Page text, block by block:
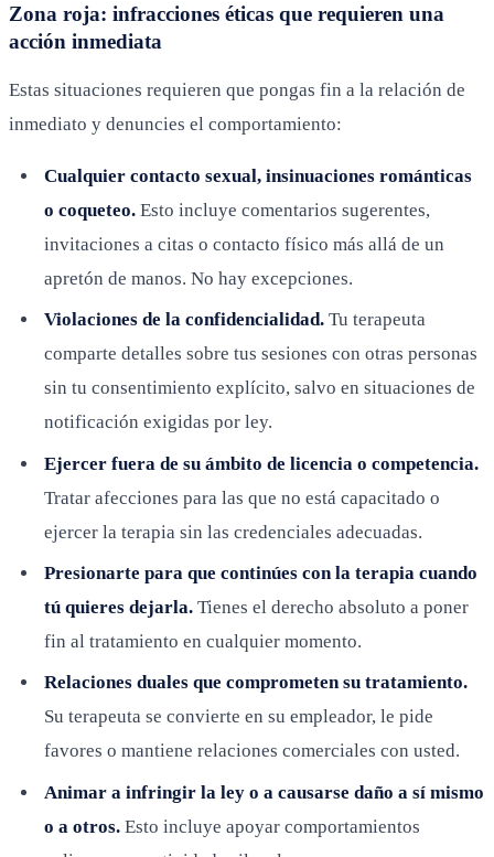
Zona roja: infracciones éticas que requieren una
acción inmediata
Estas situaciones requieren que pongas fin a la relación de
inmediato y denuncies el comportamiento:
Cualquier contacto sexual, insinuaciones románticas
o coqueteo. Esto incluye comentarios sugerentes,
invitaciones a citas o contacto físico más allá de un
apretón de manos. No hay excepciones.
Violaciones de la confidencialidad. Tu terapeuta
comparte detalles sobre tus sesiones con otras personas
sin tu consentimiento explícito, salvo en situaciones de
notificación exigidas por ley.
Ejercer fuera de su ámbito de licencia o competencia.
Tratar afecciones para las que no está capacitado o
ejercer la terapia sin las credenciales adecuadas.
Presionarte para que continúes con la terapia cuando
tú quieres dejarla. Tienes el derecho absoluto a poner
fin al tratamiento en cualquier momento.
Relaciones duales que comprometen su tratamiento.
Su terapeuta se convierte en su empleador, le pide
favores o mantiene relaciones comerciales con usted.
Animar a infringir la ley o a causarse daño a sí mismo
o a otros. Esto incluye apoyar comportamientos